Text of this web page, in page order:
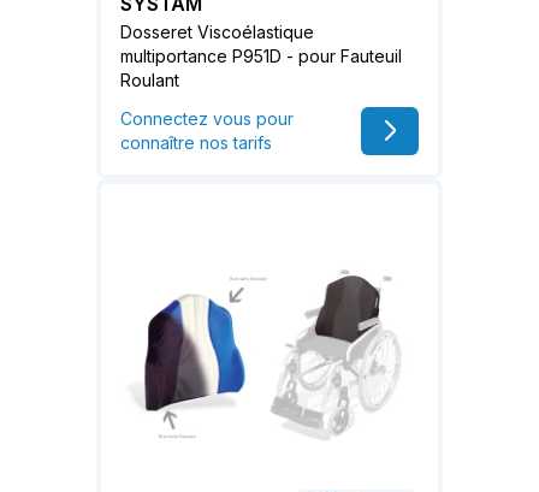
Dosseret Viscoélastique
multiportance P951D - pour Fauteuil
Roulant
Connectez vous pour
connaître nos tarifs